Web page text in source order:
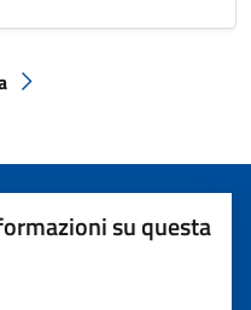
successiva
su questa